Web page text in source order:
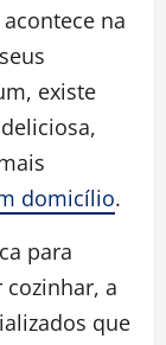
na
existe
domicílio.
para
a
que